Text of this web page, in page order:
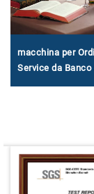
macchina per
Service da Banco
(I3/I5/I7) per